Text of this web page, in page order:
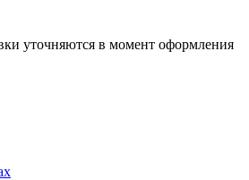
уточняются в момент оформления